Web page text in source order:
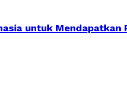
untuk Mendapatkan